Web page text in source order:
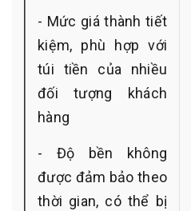
- Mức giá thành tiết
kiệm, phù hợp với
túi tiền của nhiều
đối tượng khách
hàng
- Độ bền không
được đảm bảo theo
thời gian, có thể bị